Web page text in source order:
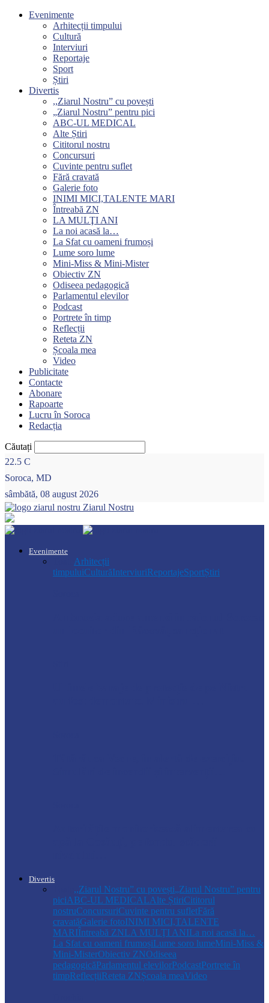
Evenimente
Arhitecții timpului
Cultură
Interviuri
Reportaje
Sport
Știri
Divertis
,,Ziarul Nostru” cu povești
„Ziarul Nostru” pentru pici
ABC-UL MEDICAL
Alte Știri
Cititorul nostru
Concursuri
Cuvinte pentru suflet
Fără cravată
Galerie foto
INIMI MICI,TALENTE MARI
Întreabă ZN
LA MULŢI ANI
La noi acasă la…
La Sfat cu oameni frumoși
Lume soro lume
Mini-Miss & Mini-Mister
Obiectiv ZN
Odiseea pedagogică
Parlamentul elevilor
Podcast
Portrete în timp
Reflecții
Reteta ZN
Școala mea
Video
Publicitate
Contacte
Abonare
Rapoarte
Lucru în Soroca
Redacția
Căutați
22.5 C
Soroca, MD
sâmbătă, 08 august 2026
Ziarul Nostru
Evenimente
Arhitecții
timpuluiCulturăInterviuriReportajeSportȘtiri
Divertis
,,Ziarul Nostru” cu povești„Ziarul Nostru” pentru
piciABC-UL MEDICALAlte ȘtiriCititorul
nostruConcursuriCuvinte pentru sufletFără
cravatăGalerie fotoINIMI MICI,TALENTE
MARIÎntreabă ZNLA MULŢI ANILa noi acasă la…
La Sfat cu oameni frumoșiLume soro lumeMini-Miss &
Mini-MisterObiectiv ZNOdiseea
pedagogicăParlamentul elevilorPodcastPortrete în
timpReflecțiiReteta ZNȘcoala meaVideo